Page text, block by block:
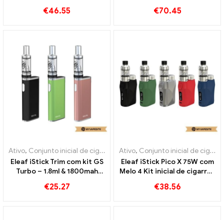
Personalizado
€46.55
Großhandel丨Personalizado
€70.45
Ativo, Conjunto inicial de cigarro eletrônico
Eleaf iStick Trim com kit GS
Turbo – 1.8ml & 1800mah
atacado丨Personalizado
€25.27
Ativo, Conjunto inicial de cigarro eletrônico
Eleaf iStick Pico X 75W com
Melo 4 Kit inicial de cigarros
Personalizado
€38.56